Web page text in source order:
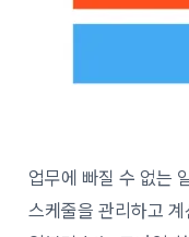
업무에 빠질 수 없는
스케줄을 관리하고